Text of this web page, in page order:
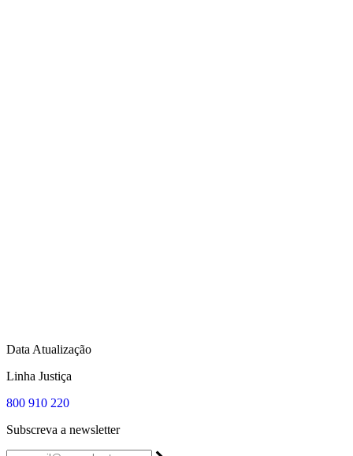
Data Atualização
Linha Justiça
800 910 220
Subscreva a newsletter